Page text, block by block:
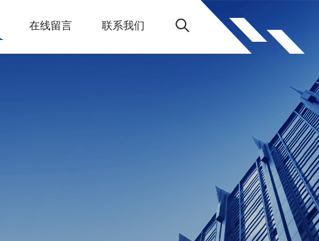
在线留言 联系我们